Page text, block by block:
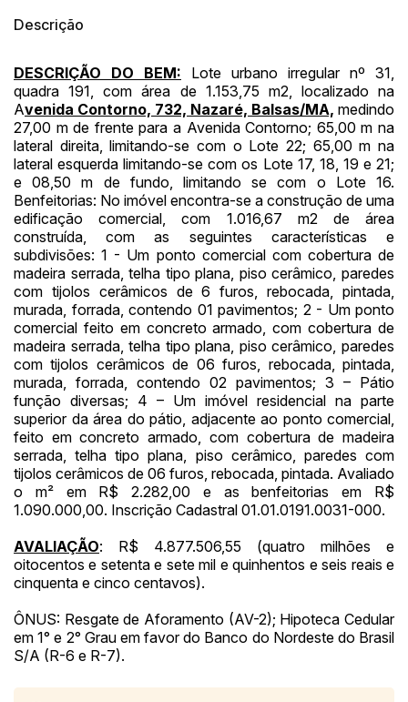
Descrição
DESCRIÇÃO DO BEM: Lote urbano irregular nº 31,
quadra 191, com área de 1.153,75 m2, localizado na
Avenida Contorno, 732, Nazaré, Balsas/MA, medindo
27,00 m de frente para a Avenida Contorno; 65,00 m na
lateral direita, limitando-se com o Lote 22; 65,00 m na
lateral esquerda limitando-se com os Lote 17, 18, 19 e 21;
e 08,50 m de fundo, limitando se com o Lote 16.
Benfeitorias: No imóvel encontra-se a construção de uma
edificação comercial, com 1.016,67 m2 de área
construída, com as seguintes características e
subdivisões: 1 - Um ponto comercial com cobertura de
madeira serrada, telha tipo plana, piso cerâmico, paredes
com tijolos cerâmicos de 6 furos, rebocada, pintada,
murada, forrada, contendo 01 pavimentos; 2 - Um ponto
comercial feito em concreto armado, com cobertura de
madeira serrada, telha tipo plana, piso cerâmico, paredes
com tijolos cerâmicos de 06 furos, rebocada, pintada,
murada, forrada, contendo 02 pavimentos; 3 – Pátio
função diversas; 4 – Um imóvel residencial na parte
superior da área do pátio, adjacente ao ponto comercial,
feito em concreto armado, com cobertura de madeira
serrada, telha tipo plana, piso cerâmico, paredes com
tijolos cerâmicos de 06 furos, rebocada, pintada. Avaliado
o m² em R$ 2.282,00 e as benfeitorias em R$
1.090.000,00. Inscrição Cadastral 01.01.0191.0031-000.
AVALIAÇÃO: R$ 4.877.506,55 (quatro milhões e
oitocentos e setenta e sete mil e quinhentos e seis reais e
cinquenta e cinco centavos).
ÔNUS: Resgate de Aforamento (AV-2); Hipoteca Cedular
em 1° e 2° Grau em favor do Banco do Nordeste do Brasil
S/A (R-6 e R-7).
Envie sua Proposta
(Art. 895, CPC)
Histórico de Propostas
Data Usuário Valor
14/04/2025 18:43:11 TIAGOFELIPE R$ 1,00
14/04/2025 18:43:11 TIAGOFELIPE R$ 1,00
14/04/2025 18:43:11 TIAGOFELIPE R$ 1,00
Clique aqui para fazer login
Habilite-se para efetuar lances ou
propostas